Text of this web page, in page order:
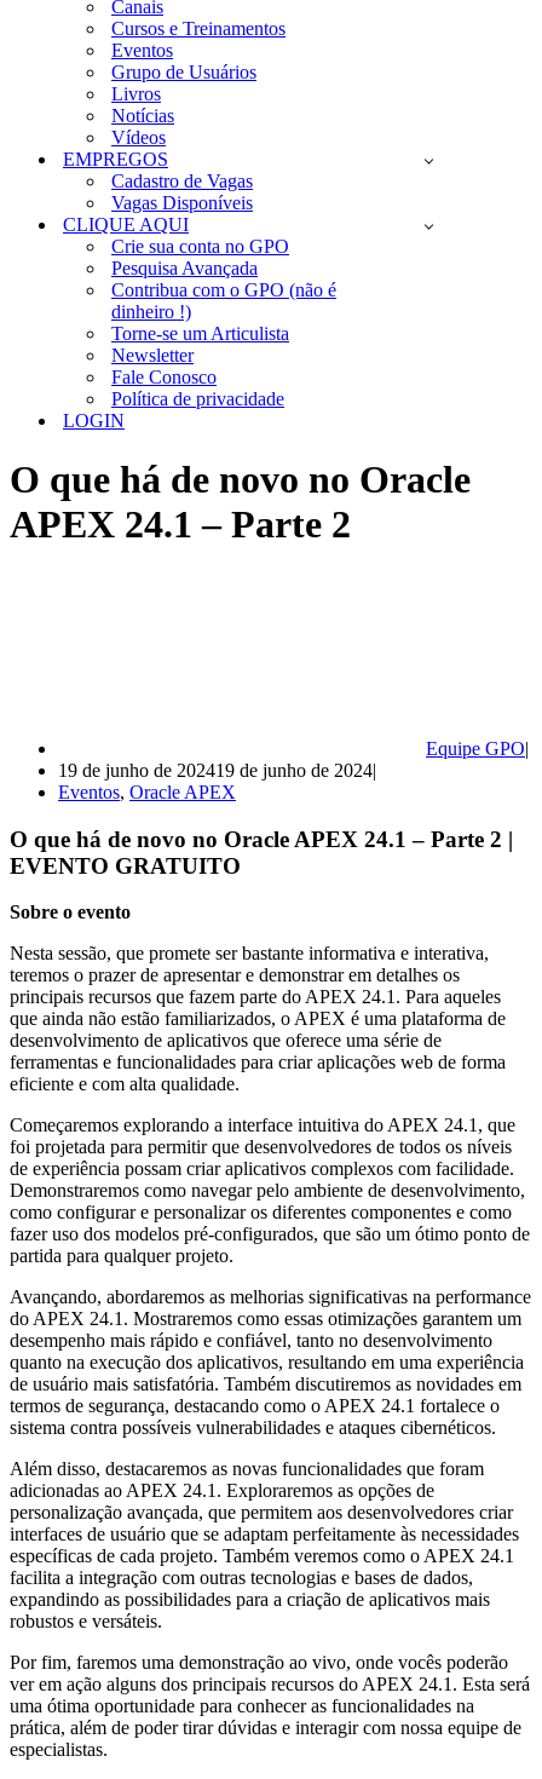
Canais
Cursos e Treinamentos
Eventos
Grupo de Usuários
Livros
Notícias
Vídeos
EMPREGOS
Cadastro de Vagas
Vagas Disponíveis
CLIQUE AQUI
Crie sua conta no GPO
Pesquisa Avançada
Contribua com o GPO (não é
dinheiro !)
Torne-se um Articulista
Newsletter
Fale Conosco
Política de privacidade
LOGIN
O que há de novo no Oracle
APEX 24.1 – Parte 2
Equipe GPO
19 de junho de 202419 de junho de 2024
Eventos, Oracle APEX
O que há de novo no Oracle APEX 24.1 – Parte 2 |
EVENTO GRATUITO
Sobre o evento
Nesta sessão, que promete ser bastante informativa e interativa,
teremos o prazer de apresentar e demonstrar em detalhes os
principais recursos que fazem parte do APEX 24.1. Para aqueles
que ainda não estão familiarizados, o APEX é uma plataforma de
desenvolvimento de aplicativos que oferece uma série de
ferramentas e funcionalidades para criar aplicações web de forma
eficiente e com alta qualidade.
Começaremos explorando a interface intuitiva do APEX 24.1, que
foi projetada para permitir que desenvolvedores de todos os níveis
de experiência possam criar aplicativos complexos com facilidade.
Demonstraremos como navegar pelo ambiente de desenvolvimento,
como configurar e personalizar os diferentes componentes e como
fazer uso dos modelos pré-configurados, que são um ótimo ponto de
partida para qualquer projeto.
Avançando, abordaremos as melhorias significativas na performance
do APEX 24.1. Mostraremos como essas otimizações garantem um
desempenho mais rápido e confiável, tanto no desenvolvimento
quanto na execução dos aplicativos, resultando em uma experiência
de usuário mais satisfatória. Também discutiremos as novidades em
termos de segurança, destacando como o APEX 24.1 fortalece o
sistema contra possíveis vulnerabilidades e ataques cibernéticos.
Além disso, destacaremos as novas funcionalidades que foram
adicionadas ao APEX 24.1. Exploraremos as opções de
personalização avançada, que permitem aos desenvolvedores criar
interfaces de usuário que se adaptam perfeitamente às necessidades
específicas de cada projeto. Também veremos como o APEX 24.1
facilita a integração com outras tecnologias e bases de dados,
expandindo as possibilidades para a criação de aplicativos mais
robustos e versáteis.
Por fim, faremos uma demonstração ao vivo, onde vocês poderão
ver em ação alguns dos principais recursos do APEX 24.1. Esta será
uma ótima oportunidade para conhecer as funcionalidades na
prática, além de poder tirar dúvidas e interagir com nossa equipe de
especialistas.